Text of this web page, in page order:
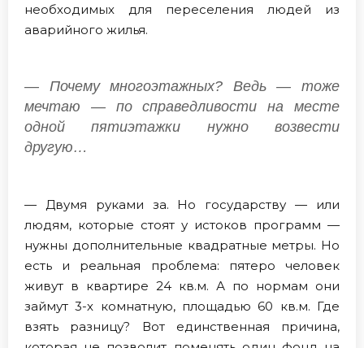
необходимых для переселения людей из
аварийного жилья.
— Почему многоэтажных? Ведь — тоже
мечтаю — по справедливости на месте
одной пятиэтажки нужно возвести
другую…
— Двумя руками за. Но государству — или
людям, которые стоят у истоков программ —
нужны дополнительные квадратные метры. Но
есть и реальная проблема: пятеро человек
живут в квартире 24 кв.м. А по нормам они
займут 3-х комнатную, площадью 60 кв.м. Где
взять разницу? Вот единственная причина,